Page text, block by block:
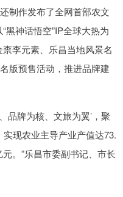
制作发布了全网首部农文
黑神话悟空”IP全球大热为
李元素、乐昌当地风景名
版预售活动，推进品牌建
牌为核、文旅为翼’，聚
现农业主导产业产值达73.
。”乐昌市委副书记、市长